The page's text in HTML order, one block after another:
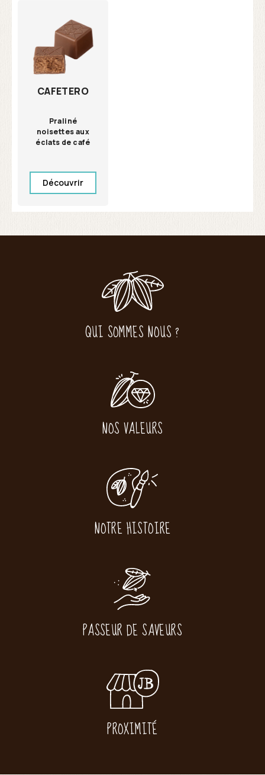
CAFETERO
Praliné
noisettes aux
éclats de café
Découvrir
QUI SOMMES NOUS ?
NOS VALEURS
NOTRE HISTOIRE
PASSEUR DE SAVEURS
PROXIMITÉ